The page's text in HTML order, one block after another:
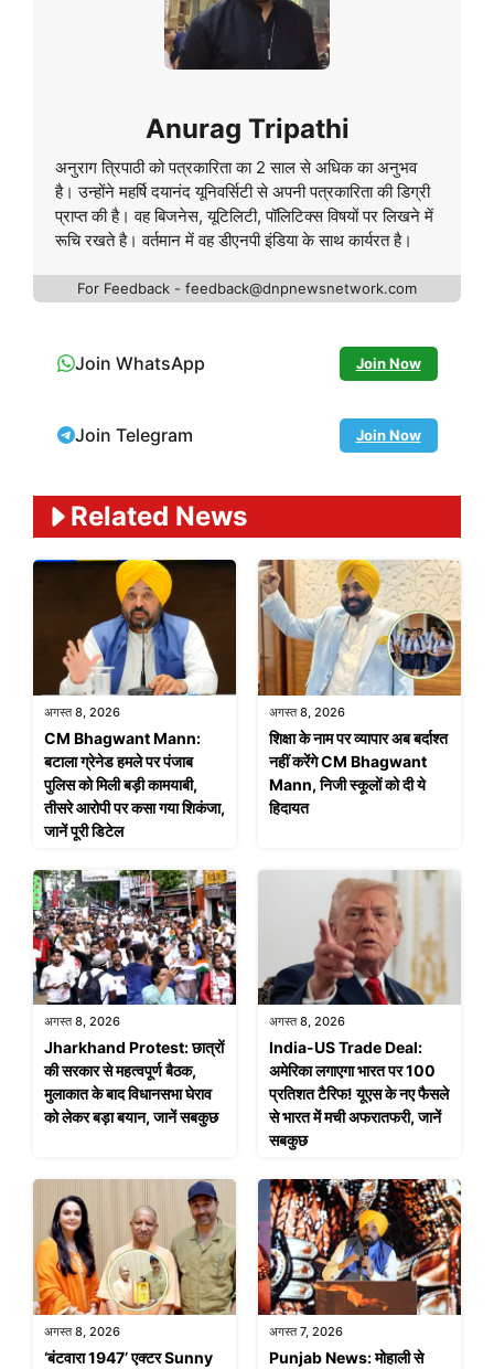
Anurag Tripathi
अनुराग त्रिपाठी को पत्रकारिता का 2 साल से अधिक का अनुभव
है। उन्होंने महर्षि दयानंद यूनिवर्सिटी से अपनी पत्रकारिता की डिग्री
प्राप्त की है। वह बिजनेस, यूटिलिटी, पॉलिटिक्स विषयों पर लिखने में
रूचि रखते है। वर्तमान में वह डीएनपी इंडिया के साथ कार्यरत है।
For Feedback - feedback@dnpnewsnetwork.com
Join WhatsApp Join Now
Join Telegram Join Now
Related News
अगस्त 8, 2026
CM Bhagwant Mann:
बटाला ग्रेनेड हमले पर पंजाब
पुलिस को मिली बड़ी कामयाबी,
तीसरे आरोपी पर कसा गया शिकंजा,
जानें पूरी डिटेल
अगस्त 8, 2026
शिक्षा के नाम पर व्यापार अब बर्दाश्त
नहीं करेंगे CM Bhagwant
Mann, निजी स्कूलों को दी ये
हिदायत
अगस्त 8, 2026
Jharkhand Protest: छात्रों
की सरकार से महत्वपूर्ण बैठक,
मुलाकात के बाद विधानसभा घेराव
को लेकर बड़ा बयान, जानें सबकुछ
अगस्त 8, 2026
India-US Trade Deal:
अमेरिका लगाएगा भारत पर 100
प्रतिशत टैरिफ! यूएस के नए फैसले
से भारत में मची अफरातफरी, जानें
सबकुछ
अगस्त 8, 2026
‘बंटवारा 1947’ एक्टर Sunny
अगस्त 7, 2026
Punjab News: मोहाली से